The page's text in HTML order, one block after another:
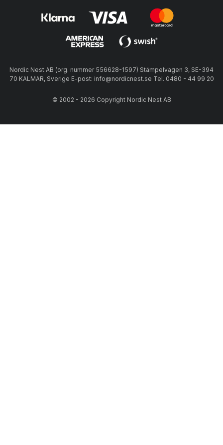
Nordic Nest AB (org. nummer 556628-1597) Stämpelvägen 3, SE-394
70 KALMAR, Sverige E-post: info@nordicnest.se Tel. 0480 - 44 99 20
© 2002 - 2026 Copyright Nordic Nest AB